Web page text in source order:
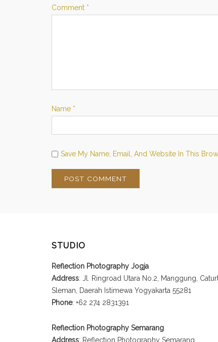
Comment *
Name *
Save My Name, Email, And Website In This
STUDIO
Reflection Photography Jogja
Address: Jl. Ringroad Utara No.2, Manggung,
Sleman, Daerah Istimewa Yogyakarta 55281
Phone: +62 274 2831391
Reflection Photography Semarang
Address: Reflection Photography Semarang